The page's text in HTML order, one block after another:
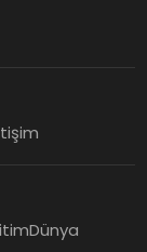
Dünya